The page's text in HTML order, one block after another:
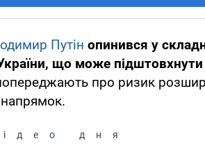
Путін опинився у
що може
про ризик
дня